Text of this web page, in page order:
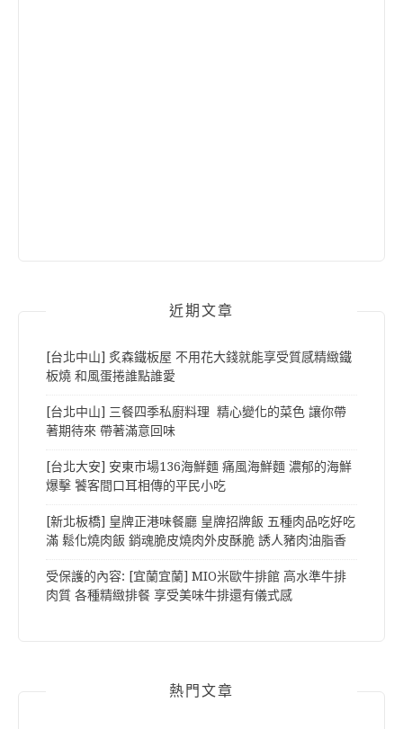
近期文章
[台北中山] 炙森鐵板屋 不用花大錢就能享受質感精緻鐵
板燒 和風蛋捲誰點誰愛
[台北中山] 三餐四季私廚料理 精心變化的菜色 讓你帶
著期待來 帶著滿意回味
[台北大安] 安東市場136海鮮麵 痛風海鮮麵 濃郁的海鮮
爆擊 饕客間口耳相傳的平民小吃
[新北板橋] 皇牌正港味餐廳 皇牌招牌飯 五種肉品吃好吃
滿 鬆化燒肉飯 銷魂脆皮燒肉外皮酥脆 誘人豬肉油脂香
受保護的內容: [宜蘭宜蘭] MIO米歐牛排館 高水準牛排
肉質 各種精緻排餐 享受美味牛排還有儀式感
熱門文章